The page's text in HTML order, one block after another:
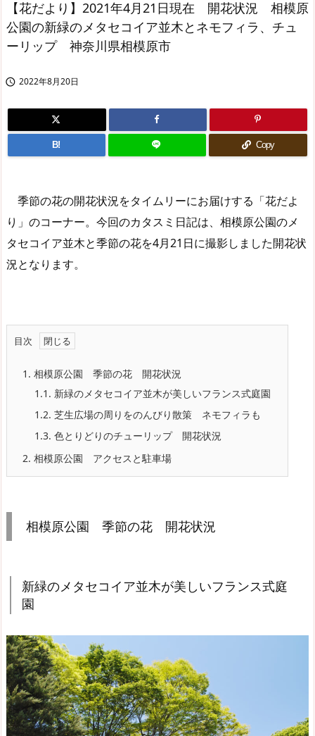
【花だより】2021年4月21日現在 開花状況 相模原
公園の新緑のメタセコイア並木とネモフィラ、チュ
ーリップ 神奈川県相模原市
 2022年8月20日
B! Copy
季節の花の開花状況をタイムリーにお届けする「花だよ
り」のコーナー。今回のカタスミ日記は、相模原公園のメ
タセコイア並木と季節の花を4月21日に撮影しました開花状
況となります。
目次
1. 相模原公園 季節の花 開花状況
1.1. 新緑のメタセコイア並木が美しいフランス式庭園
1.2. 芝生広場の周りをのんびり散策 ネモフィラも
1.3. 色とりどりのチューリップ 開花状況
2. 相模原公園 アクセスと駐車場
相模原公園 季節の花 開花状況
新緑のメタセコイア並木が美しいフランス式庭
園